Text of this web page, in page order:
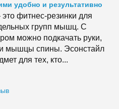
удобно и результативно
фитнес-резинки для
групп мышц. С
можно подкачать руки,
и мышцы спины. Эсонстайл
для тех, кто...